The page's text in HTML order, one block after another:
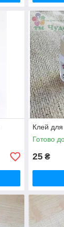
Клей
Готово
25 ₴